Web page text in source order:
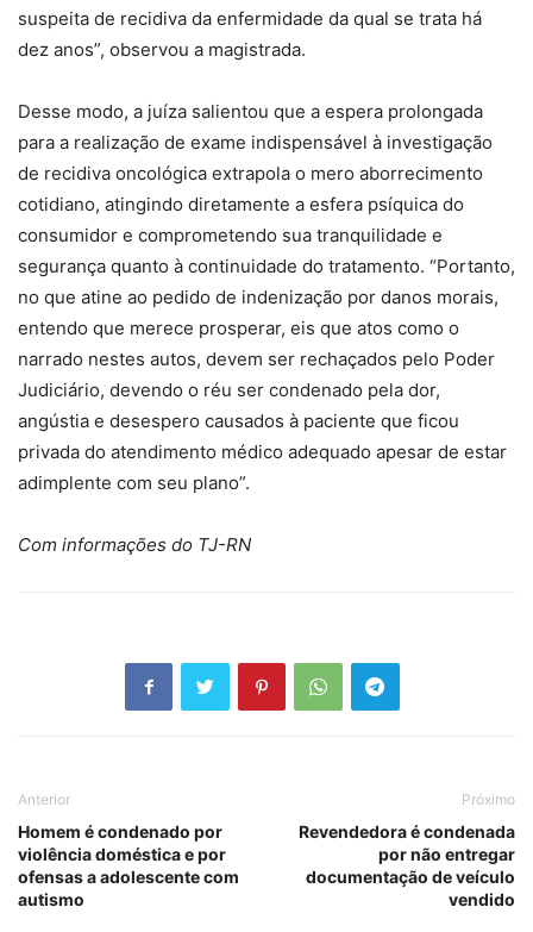
suspeita de recidiva da enfermidade da qual se trata há
dez anos”, observou a magistrada.
Desse modo, a juíza salientou que a espera prolongada
para a realização de exame indispensável à investigação
de recidiva oncológica extrapola o mero aborrecimento
cotidiano, atingindo diretamente a esfera psíquica do
consumidor e comprometendo sua tranquilidade e
segurança quanto à continuidade do tratamento. “Portanto,
no que atine ao pedido de indenização por danos morais,
entendo que merece prosperar, eis que atos como o
narrado nestes autos, devem ser rechaçados pelo Poder
Judiciário, devendo o réu ser condenado pela dor,
angústia e desespero causados à paciente que ficou
privada do atendimento médico adequado apesar de estar
adimplente com seu plano”.
Com informações do TJ-RN
Anterior
Homem é condenado por
violência doméstica e por
ofensas a adolescente com
autismo
Próximo
Revendedora é condenada
por não entregar
documentação de veículo
vendido